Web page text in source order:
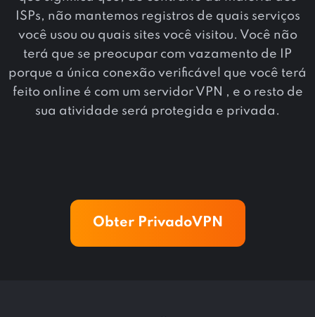
ISPs, não mantemos registros de quais serviços
você usou ou quais sites você visitou. Você não
terá que se preocupar com vazamento de IP
porque a única conexão verificável que você terá
feito online é com um servidor VPN , e o resto de
sua atividade será protegida e privada.
Obter PrivadoVPN